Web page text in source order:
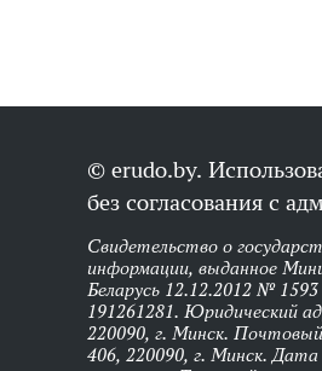
© erudo.by.
без согласования с
Свидетельство о
информации, выданное
Беларусь 12.12.2012 №
191261281. Юридический
220090, г. Минск.
406, 220090, г. Минск.